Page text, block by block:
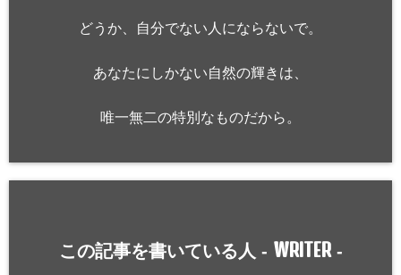
どうか、自分でない人にならないで。
あなたにしかない自然の輝きは、
唯一無二の特別なものだから。
この記事を書いている人 - WRITER-